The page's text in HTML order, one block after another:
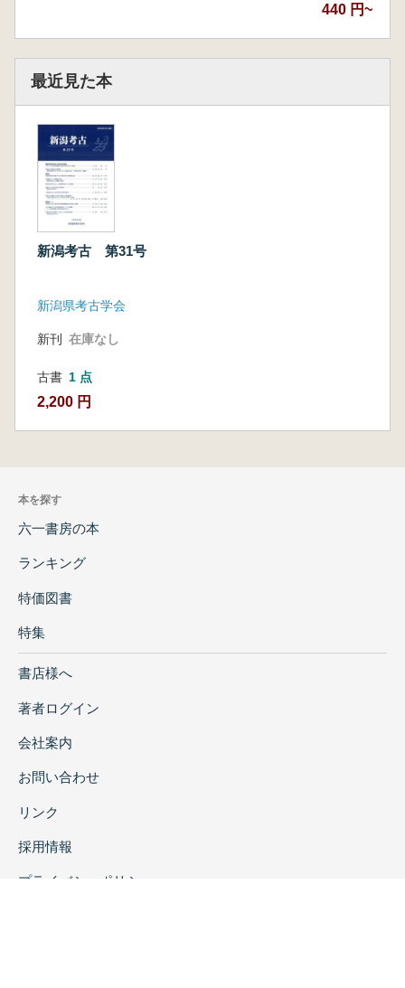
440 円~
最近見た本
新潟考古 第31号
新潟県考古学会
新刊 在庫なし
古書 1 点
2,200 円
本を探す
六一書房の本
ランキング
特価図書
特集
書店様へ
著者ログイン
会社案内
お問い合わせ
リンク
採用情報
プライバシーポリシー